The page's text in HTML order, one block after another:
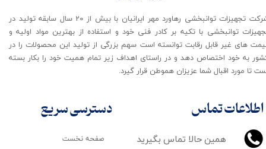
اطلاعات تماس
همین حالا تماس بگیرید
شرکت تجهیزات توانبخشی رهاورد مهر ایرانیان با بیش از 20 سال سابقه تولید در
توانبخشی با تکیه بر کادر فنی خود و استفاده از بهترین مواد اولیه و
های غیر قابل رقابت توانسته است سهم بزرگی از تولید این محصولات را در
به خود اختصاص دهد و در راستای اهداف زیر تمام همیت خود را بکار بسته
تا مورد اقبال شما عزیزان هموطن قرار گیرد​​​​​​​.
صفحه نخست
دسترسی سریع